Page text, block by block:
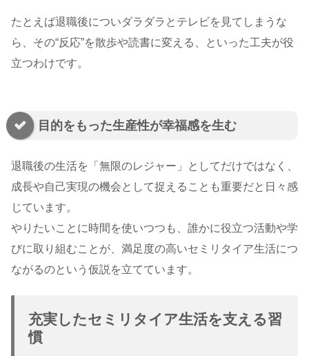
たとえば退職後についダラダラとテレビを見てしまうな
ら、その“反応”を散歩や読書に変える、といった工夫が役
立つわけです。
目的をもった生産性が幸福感を生む
退職後の生活を「無限のレジャー」としてだけではなく、
成長や自己実現の機会として捉えることも重要だと日々感
じています。
やりたいことに時間を使いつつも、誰かに役立つ活動や学
びに取り組むことが、満足度の高いセミリタイア生活につ
ながるのという仮説を立てています。
充実したセミリタイア生活を支える習
慣